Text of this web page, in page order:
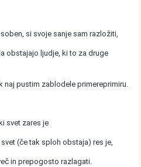
si svoje sanje sam razložiti,
obstajajo ljudje, ki to za druge
naj pustim zablodele primereprimiru.
svet zares je
(če tak sploh obstaja) res je,
in prepogosto razlagati.